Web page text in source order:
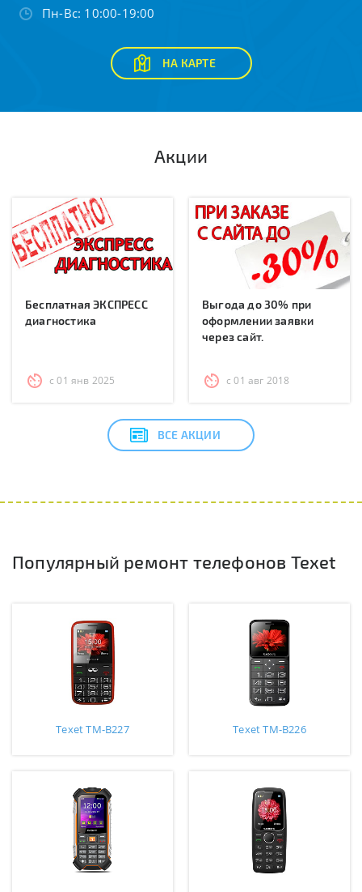
Пн-Вс: 10:00-19:00
НА КАРТЕ
Акции
Бесплатная ЭКСПРЕСС
диагностика
с 01 янв 2025
Выгода до 30% при
оформлении заявки
через сайт.
с 01 авг 2018
ВСЕ АКЦИИ
Популярный ремонт телефонов Texet
Texet TM-B227 Texet TM-B226